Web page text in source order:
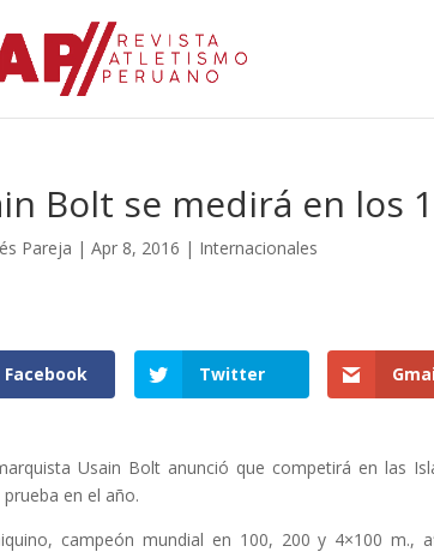
Bolt se medirá en los
Pareja |Apr 8, 2016 | Internacionales
Facebook Twitter
Usain Bolt anunció que competirá en las
en el año.
campeón mundial en 100, 200 y 4×100 m.,